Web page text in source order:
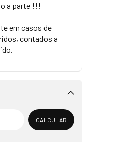
a parte !!!
em casos de
contados a
Alterar CEP
CALCULAR